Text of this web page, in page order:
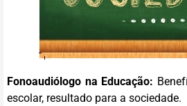
Fonoaudiólogo na Educação:
escolar, resultado para a sociedade.